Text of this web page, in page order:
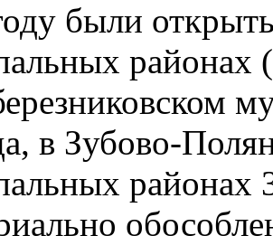
были
районах
в Зубово-
районах